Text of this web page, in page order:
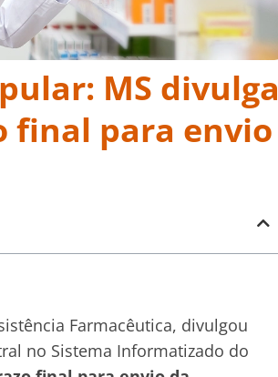
MS divulga
final para envio
Farmacêutica, divulgou
no Sistema Informatizado do